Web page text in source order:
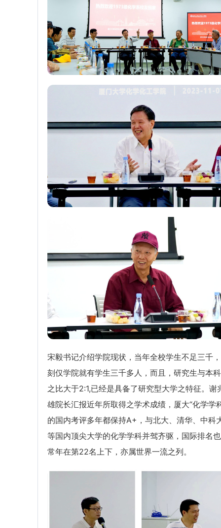
宋毅书记介绍学院现状，当年全校学生不足三千
刻仅学院就有学生三千多人，而且，研究生与本
之比大于2:1,已经是具备了研究型大学之特征。谢
雄院长汇报近年所取得之学术成绩，厦大“化学学
的国内考评多年都保持A+，与北大、清华、中科
等国内顶尖大学的化学学科并驾齐驱，国际排名
常年在第22名上下，亦属世界一流之列。